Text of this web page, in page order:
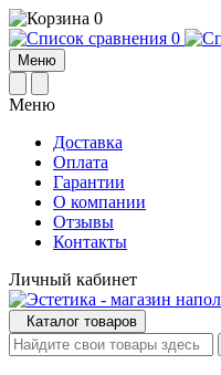
0
0
Меню
Меню
Доставка
Оплата
Гарантии
О компании
Отзывы
Контакты
Личный кабинет
Каталог товаров